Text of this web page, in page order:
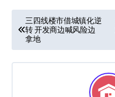
章
导
航
三四线楼市借城镇化逆
转 开发商边喊风险边
拿地